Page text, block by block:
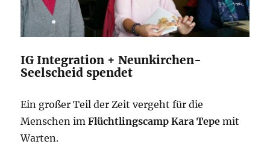
IG Integration + Neunkirchen-
Seelscheid spendet
Ein großer Teil der Zeit vergeht für die
Menschen imFlüchtlingscamp Kara Tepe mit
Warten.